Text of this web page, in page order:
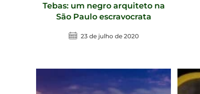
Tebas: um negro arquiteto na
São Paulo escravocrata
23 de julho de 2020